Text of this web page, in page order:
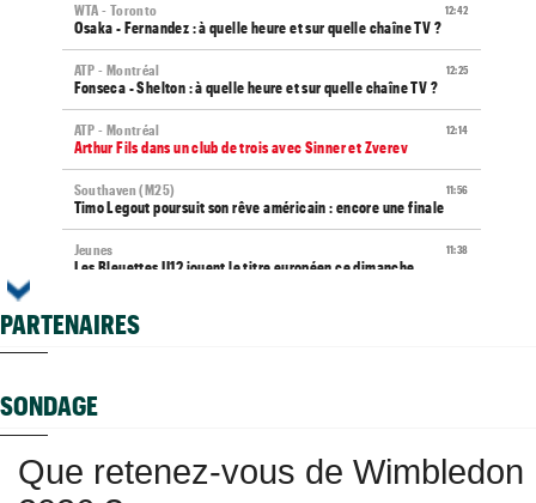
12:42
WTA - Toronto
Osaka - Fernandez : à quelle heure et sur quelle chaîne TV ?
12:25
ATP - Montréal
Fonseca - Shelton : à quelle heure et sur quelle chaîne TV ?
12:14
ATP - Montréal
Arthur Fils dans un club de trois avec Sinner et Zverev
11:56
Southaven (M25)
Timo Legout poursuit son rêve américain : encore une finale
11:38
Jeunes
Les Bleuettes U12 jouent le titre européen ce dimanche
Tous les programmes et résultats du dimanche 9 août 2026
défense
PARTENAIRES
SONDAGE
Que retenez-vous de Wimbledon